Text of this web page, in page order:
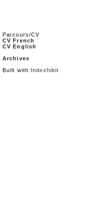
Parcours/CV
CV French
CV English
Archives
Built with Indexhibit